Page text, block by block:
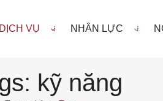
DỊCH VỤ NHÂN LỰC
kỹ năng